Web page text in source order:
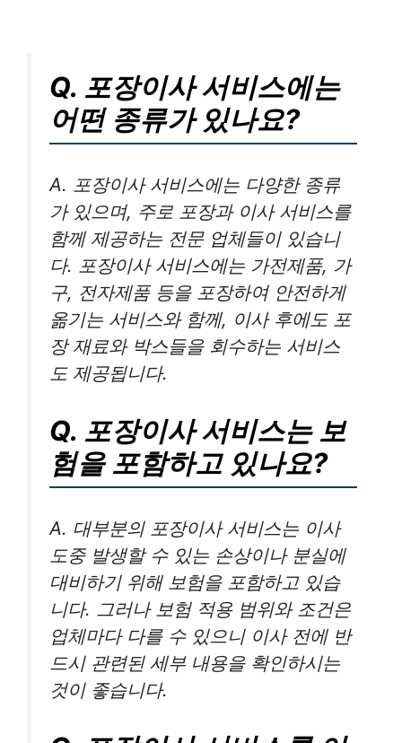
Q. 포장이사 서비스에는
어떤 종류가 있나요?
A. 포장이사 서비스에는 다양한 종류
가 있으며, 주로 포장과 이사 서비스를
함께 제공하는 전문 업체들이 있습니
다. 포장이사 서비스에는 가전제품, 가
구, 전자제품 등을 포장하여 안전하게
옮기는 서비스와 함께, 이사 후에도 포
장 재료와 박스들을 회수하는 서비스
도 제공됩니다.
Q. 포장이사 서비스는 보
험을 포함하고 있나요?
A. 대부분의 포장이사 서비스는 이사
도중 발생할 수 있는 손상이나 분실에
대비하기 위해 보험을 포함하고 있습
니다. 그러나 보험 적용 범위와 조건은
업체마다 다를 수 있으니 이사 전에 반
드시 관련된 세부 내용을 확인하시는
것이 좋습니다.